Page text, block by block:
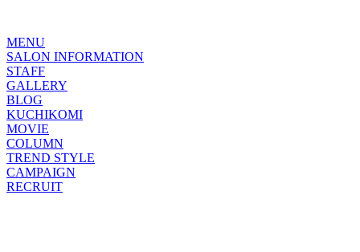
MENU
SALON INFORMATION
STAFF
GALLERY
BLOG
KUCHIKOMI
MOVIE
COLUMN
TREND STYLE
CAMPAIGN
RECRUIT